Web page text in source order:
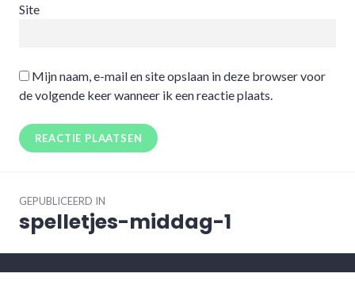
Site
Mijn naam, e-mail en site opslaan in deze browser voor
de volgende keer wanneer ik een reactie plaats.
navigatie
GEPUBLICEERD IN
spelletjes-middag-1